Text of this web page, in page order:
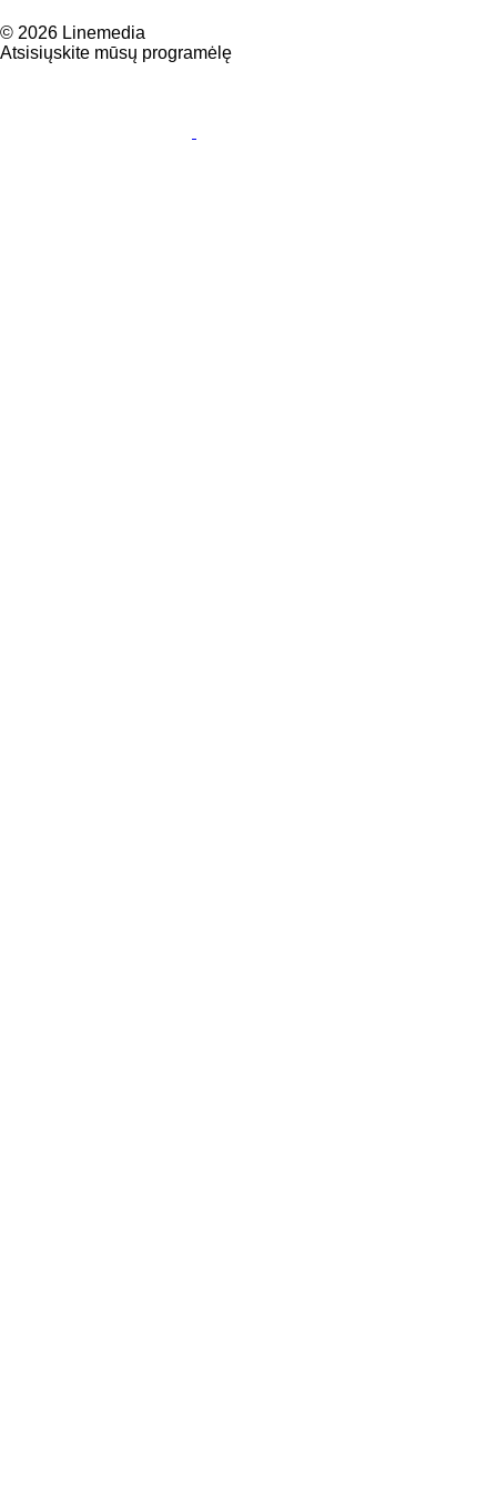
© 2026 Linemedia
Atsisiųskite mūsų programėlę